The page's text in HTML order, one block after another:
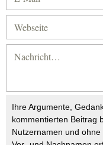
Ihre Argumente,
kommentierten Beitrag
Nutzernamen und